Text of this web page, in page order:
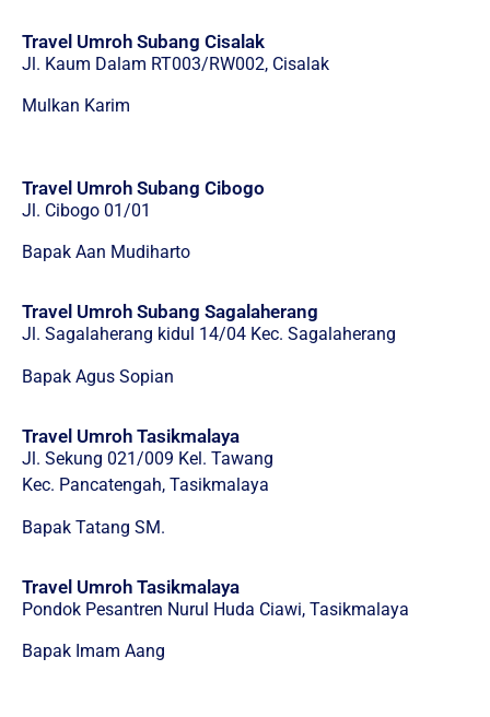
Travel Umroh Subang Cisalak
Jl. Kaum Dalam RT003/RW002, Cisalak
Mulkan Karim
Travel Umroh Subang Cibogo
Jl. Cibogo 01/01
Bapak Aan Mudiharto
Travel Umroh Subang Sagalaherang
Jl. Sagalaherang kidul 14/04 Kec. Sagalaherang
Bapak Agus Sopian
Travel Umroh Tasikmalaya
Jl. Sekung 021/009 Kel. Tawang
Kec. Pancatengah, Tasikmalaya
Bapak Tatang SM.
Travel Umroh Tasikmalaya
Pondok Pesantren Nurul Huda Ciawi, Tasikmalaya
Bapak Imam Aang